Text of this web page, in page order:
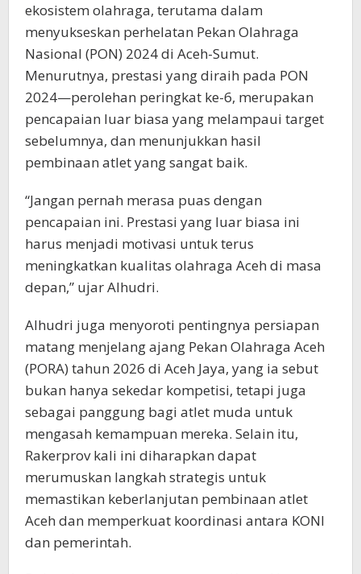
ekosistem olahraga, terutama dalam
menyukseskan perhelatan Pekan Olahraga
Nasional (PON) 2024 di Aceh-Sumut.
Menurutnya, prestasi yang diraih pada PON
2024—perolehan peringkat ke-6, merupakan
pencapaian luar biasa yang melampaui target
sebelumnya, dan menunjukkan hasil
pembinaan atlet yang sangat baik.
“Jangan pernah merasa puas dengan
pencapaian ini. Prestasi yang luar biasa ini
harus menjadi motivasi untuk terus
meningkatkan kualitas olahraga Aceh di masa
depan,” ujar Alhudri.
Alhudri juga menyoroti pentingnya persiapan
matang menjelang ajang Pekan Olahraga Aceh
(PORA) tahun 2026 di Aceh Jaya, yang ia sebut
bukan hanya sekedar kompetisi, tetapi juga
sebagai panggung bagi atlet muda untuk
mengasah kemampuan mereka. Selain itu,
Rakerprov kali ini diharapkan dapat
merumuskan langkah strategis untuk
memastikan keberlanjutan pembinaan atlet
Aceh dan memperkuat koordinasi antara KONI
dan pemerintah.